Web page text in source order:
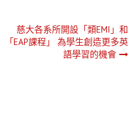
慈大各系所開設「類EMI」和
「EAP課程」 為學生創造更多英
語學習的機會